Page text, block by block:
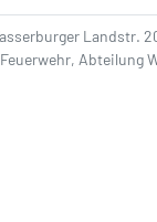
Landstr.
Feuerwehr, Abteilung